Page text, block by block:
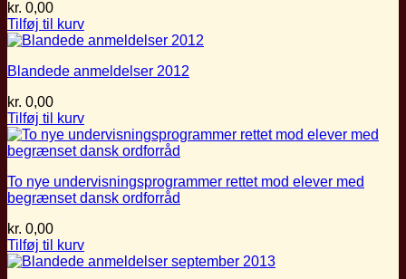
kr. 0,00
Tilføj til kurv
Blandede anmeldelser 2012
kr. 0,00
Tilføj til kurv
To nye undervisningsprogrammer rettet mod elever med
begrænset dansk ordforråd
kr. 0,00
Tilføj til kurv